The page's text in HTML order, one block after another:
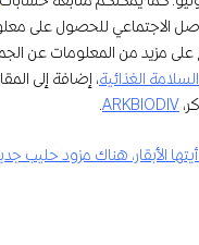
الاجتماعي للحصول على
على مزيد من المعلومات عن
الغذائية، إضافة إلى
ARKBIODIV
.
الأبقار، هناك مزود حليب